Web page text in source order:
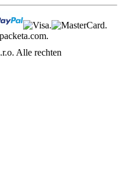
Alle rechten